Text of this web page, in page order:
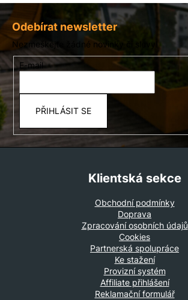
Z
á
p
a
t
í
Odebírat newsletter
Nezmeškejte žádné novinky či slevy!
E-mail
PŘIHLÁSIT SE
Klientská sekce
Obchodní podmínky
Doprava
Zpracování osobních údajů
Cookies
Partnerská spolupráce
Ke stažení
Provizní systém
Affiliate přihlášení
Reklamační formulář